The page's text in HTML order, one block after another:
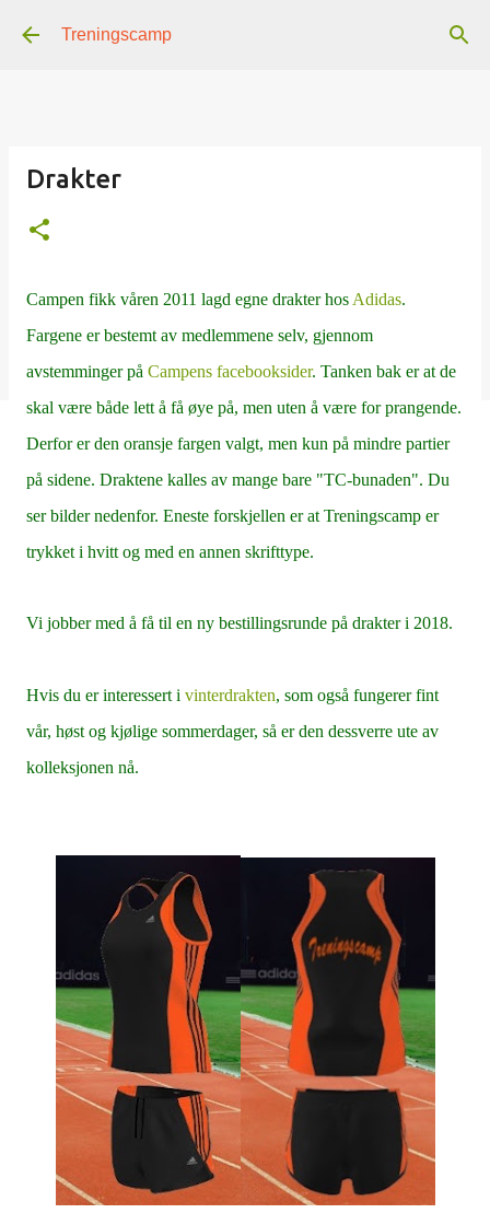
Gå til hovedinnhold
Treningscamp
Drakter
Campen fikk våren 2011 lagd egne drakter hos Adidas.
Fargene er bestemt av medlemmene selv, gjennom
avstemminger på Campens facebooksider. Tanken bak er at de
skal være både lett å få øye på, men uten å være for prangende.
Derfor er den oransje fargen valgt, men kun på mindre partier
på sidene. Draktene kalles av mange bare "TC-bunaden". Du
ser bilder nedenfor. Eneste forskjellen er at Treningscamp er
trykket i hvitt og med en annen skrifttype.
Vi jobber med å få til en ny bestillingsrunde på drakter i 2018.
Hvis du er interessert i vinterdrakten, som også fungerer fint
vår, høst og kjølige sommerdager, så er den dessverre ute av
kolleksjonen nå.